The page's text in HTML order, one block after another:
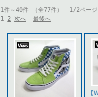
1件～40件 （全77件） 1/2ページ
1 2 次へ 最後へ